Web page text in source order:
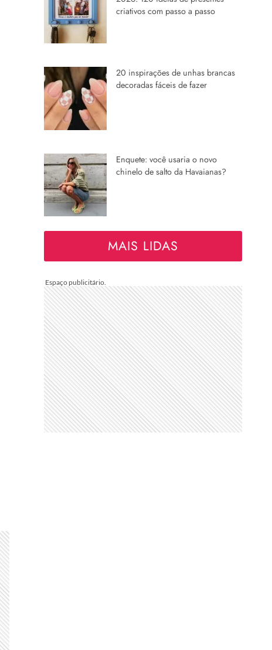
criativos com passo a passo
20 inspirações de unhas brancas
decoradas fáceis de fazer
Enquete: você usaria o novo
chinelo de salto da Havaianas?
MAIS LIDAS